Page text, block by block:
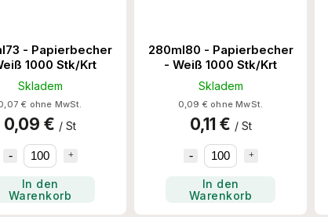
- Papierbecher
1000 Stk/Krt
Skladem
€ ohne MwSt.
0,09 € / St
In den
Warenkorb
280ml80 - Papierbecher
- Weiß 1000 Stk/Krt
Skladem
0,09 € ohne MwSt.
0,11 € / St
In den
Warenkorb